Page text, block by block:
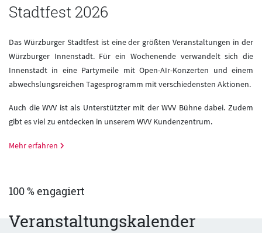
Stadtfest 2026
Das Würzburger Stadtfest ist eine der größten Veranstaltungen in der
Würzburger Innenstadt. Für ein Wochenende verwandelt sich die
Innenstadt in eine Partymeile mit Open-AIr-Konzerten und einem
abwechslungsreichen Tagesprogramm mit verschiedensten Aktionen.
Auch die WVV ist als Unterstützter mit der WVV Bühne dabei. Zudem
gibt es viel zu entdecken in unserem WVV Kundenzentrum.
Mehr erfahren
100 % engagiert
Veranstaltungskalender